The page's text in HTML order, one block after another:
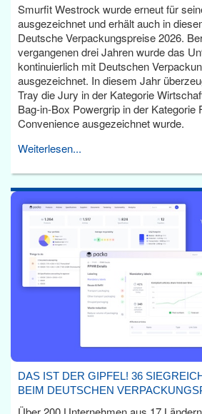
Smurfit Westrock wurde erneut für
ausgezeichnet und erhält auch in
Deutsche Verpackungspreise 2026.
vergangenen drei Jahren wurde das
kontinuierlich mit Deutschen
ausgezeichnet. In diesem Jahr
Tray die Jury in der Kategorie
Bag-in-Box Powergrip in der Kategorie
Convenience ausgezeichnet wurde.
Weiterlesen...
DAS IST DER GIPFEL! 36
BEIM DEUTSCHEN